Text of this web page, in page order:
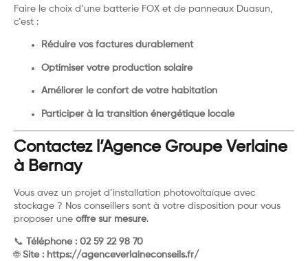
Faire le choix d’une batterie FOX et de panneaux Duasun,
c’est :
Réduire vos factures durablement
Optimiser votre production solaire
Améliorer le confort de votre habitation
Participer à la transition énergétique locale
Contactez l’Agence Groupe Verlaine
à Bernay
Vous avez un projet d’installation photovoltaïque avec
stockage ? Nos conseillers sont à votre disposition pour vous
proposer une offre sur mesure.
📞
Téléphone : 02 59 22 98 70
🌐 Site : https://agenceverlaineconseils.fr/